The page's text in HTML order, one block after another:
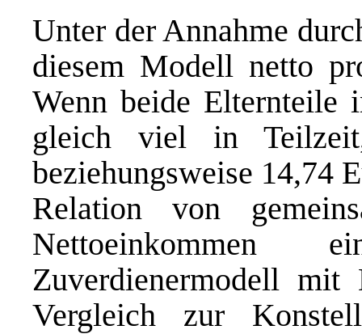
Unter der Annahme
diesem Modell netto
Wenn beide Elternteile
gleich viel in
beziehungsweise 14,74
Relation von
Zuverdienermodell
Vergleich zur